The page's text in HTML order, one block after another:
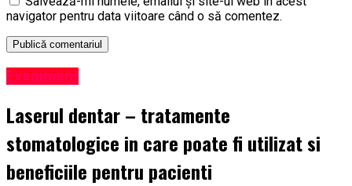
navigator pentru data viitoare când o să comentez.
Eveniment
Laserul dentar – tratamente
stomatologice in care poate fi utilizat si
beneficiile pentru pacienti